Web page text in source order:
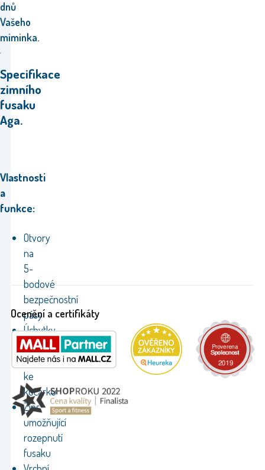
dnů
Vašeho
miminka.
Specifikace
zimního
fusaku
Aga.
Vlastnosti
a
funkce:
Otvory
na
5-
bodové
bezpečnostní
pásy
Úchytky
umožňující
připevnění
ke
kočárku
Zips
umožňující
rozepnutí
fusaku
Ocenění a certifikáty